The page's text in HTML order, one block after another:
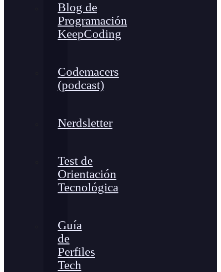
Blog de
Programación
KeepCoding
Codemacers
(podcast)
Nerdsletter
Test de
Orientación
Tecnológica
Guía
de
Perfiles
Tech